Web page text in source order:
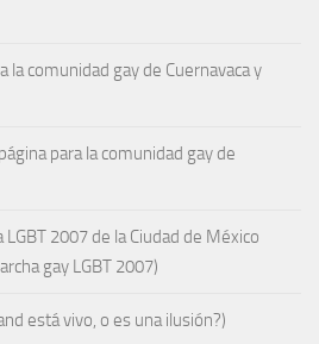
la comunidad gay de Cuernavaca y
para la comunidad gay de
LGBT 2007 de la Ciudad de México
gay LGBT 2007)
está vivo, o es una ilusión?)